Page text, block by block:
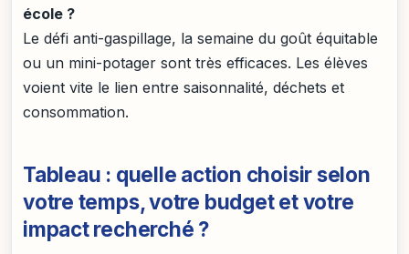
école ?
Le défi anti-gaspillage, la semaine du goût équitable
ou un mini-potager sont très efficaces. Les élèves
voient vite le lien entre saisonnalité, déchets et
consommation.
Tableau : quelle action choisir selon
votre temps, votre budget et votre
impact recherché ?